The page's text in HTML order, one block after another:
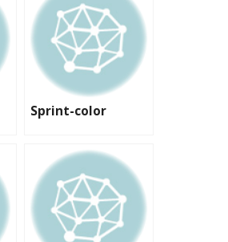
Sprint-color